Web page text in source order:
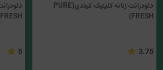
دئودرانت زنانه کلینیک کیندی(PURE
FRESH)
3.75
FRESH)
5